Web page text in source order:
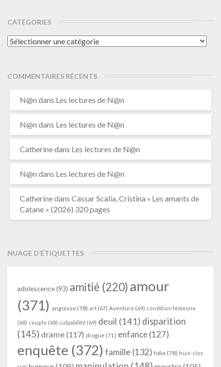
CATÉGORIES
Catégories
COMMENTAIRES RÉCENTS
N@n dans Les lectures de N@n
N@n dans Les lectures de N@n
Catherinedans Les lectures de N@n
N@n dans Les lectures de N@n
Catherinedans Cassar Scalia, Cristina « Les amants de
Catane » (2026) 320 pages
NUAGE D’ÉTIQUETTES
adolescence(93) amitié (220) amour
(371) angoisse (78) art (67) Aventure (69) condition féminine
(68) couple (68) culpabilité (69) deuil (141) disparition
(145) drame (117) drogue (71) enfance(127)
enquête (372) famille (132) folie (78) huis-clos